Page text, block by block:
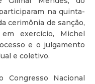
na quinta-
cerimônia de sanção,
exercício, Michel
e o julgamento
e coletivo.
Nacional